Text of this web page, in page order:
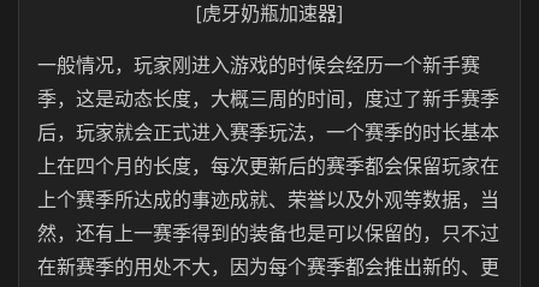
[虎牙奶瓶加速器]
一般情况，玩家刚进入游戏的时候会经历一个新手赛
季，这是动态长度，大概三周的时间，度过了新手赛季
后，玩家就会正式进入赛季玩法，一个赛季的时长基本
上在四个月的长度，每次更新后的赛季都会保留玩家在
上个赛季所达成的事迹成就、荣誉以及外观等数据，当
然，还有上一赛季得到的装备也是可以保留的，只不过
在新赛季的用处不大，因为每个赛季都会推出新的、更